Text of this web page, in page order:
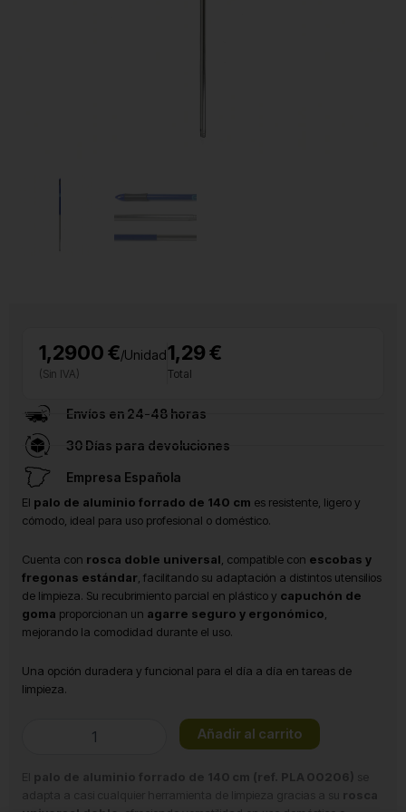
1,2900 €/Unidad
(Sin IVA)
1,29 €
Total
Envíos en 24-48 horas
30 Días para devoluciones
Empresa Española
El palo de aluminio forrado de 140 cm es resistente, ligero y
cómodo, ideal para uso profesional o doméstico.
Cuenta con rosca doble universal , compatible con escobas y
fregonas estándar , facilitando su adaptación a distintos utensilios
de limpieza. Su recubrimiento parcial en plástico y capuchón de
goma proporcionan un agarre seguro y ergonómico
mejorando la comodidad durante el uso.
Una opción duradera y funcional para el día a día en tareas de
limpieza.
Añadir al carrito